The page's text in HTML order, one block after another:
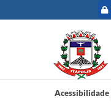
Acessibilidade